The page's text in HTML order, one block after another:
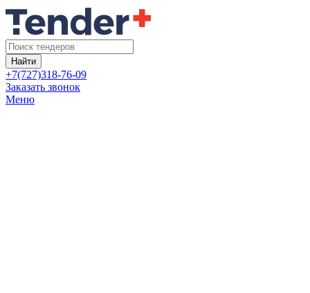
Найти
+7(727)318-76-09
Заказать звонок
Меню